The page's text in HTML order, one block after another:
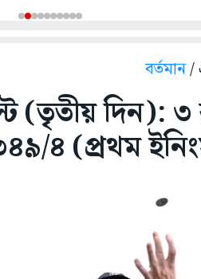
বর্তমান/
(তৃতীয় দিন):
৪ (প্রথম